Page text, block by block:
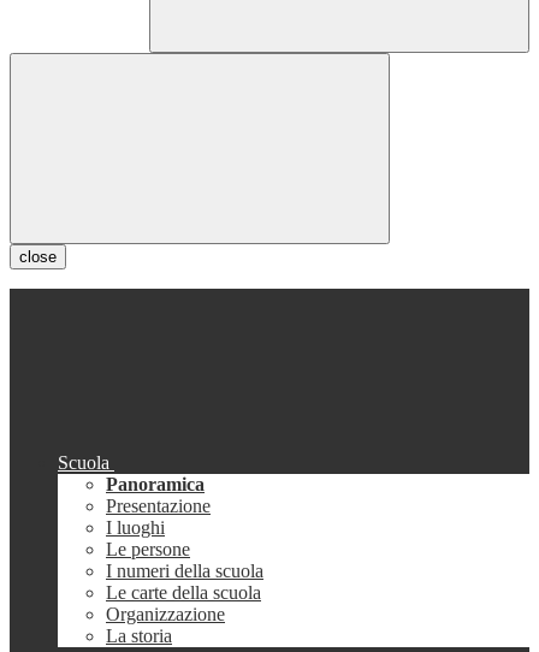
close
Scuola
Panoramica
Presentazione
I luoghi
Le persone
I numeri della scuola
Le carte della scuola
Organizzazione
La storia